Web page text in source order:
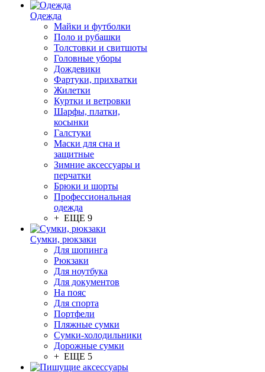
Одежда
Майки и футболки
Поло и рубашки
Толстовки и свитшоты
Головные уборы
Дождевики
Фартуки, прихватки
Жилетки
Куртки и ветровки
Шарфы, платки,
косынки
Галстуки
Маски для сна и
защитные
Зимние аксессуары и
перчатки
Брюки и шорты
Профессиональная
одежда
+ ЕЩЕ 9
Сумки, рюкзаки
Для шопинга
Рюкзаки
Для ноутбука
Для документов
На пояс
Для спорта
Портфели
Пляжные сумки
Сумки-холодильники
Дорожные сумки
+ ЕЩЕ 5